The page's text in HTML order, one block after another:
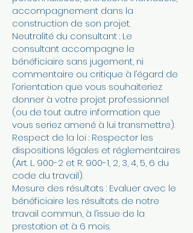
accompagnement dans la
construction de son projet.
Neutralité du consultant : Le
consultant accompagne le
bénéficiaire sans jugement, ni
commentaire ou critique à l’égard de
l’orientation que vous souhaiteriez
donner à votre projet professionnel
(ou de tout autre information que
vous seriez amené à lui transmettre).
Respect de la loi : Respecter les
dispositions légales et réglementaires
(Art. L. 900-2 et R. 900-1, 2, 3, 4, 5, 6 du
code du travail).
Mesure des résultats : Evaluer avec le
bénéficiaire les résultats de notre
travail commun, à l’issue de la
prestation et à 6 mois.